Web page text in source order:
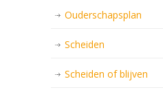
Ouderschapsplan
Scheiden
Scheiden of blijven